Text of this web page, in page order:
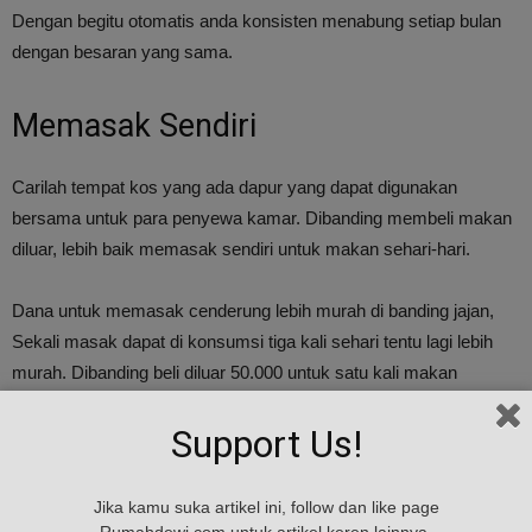
Dengan begitu otomatis anda konsisten menabung setiap bulan
dengan besaran yang sama.
Memasak Sendiri
Carilah tempat kos yang ada dapur yang dapat digunakan
bersama untuk para penyewa kamar. Dibanding membeli makan
diluar, lebih baik memasak sendiri untuk makan sehari-hari.
Dana untuk memasak cenderung lebih murah di banding jajan,
Sekali masak dapat di konsumsi tiga kali sehari tentu lagi lebih
murah. Dibanding beli diluar 50.000 untuk satu kali makan
Masaklah makanan sederhana yang tidak membutuhkan dana
banyak. Ini penting bagi si lajang untuk latihan memasak.
Support Us!
Jika kamu suka artikel ini, follow dan like page